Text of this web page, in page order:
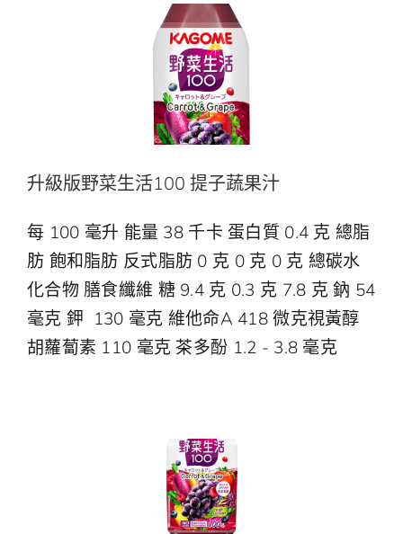
升級版野菜生活100 提子蔬果汁
每 100 毫升 能量 38 千卡 蛋白質 0.4 克 總脂
肪 飽和脂肪 反式脂肪 0 克 0 克 0 克 總碳水
化合物 膳食纖維 糖 9.4 克 0.3 克 7.8 克 鈉 54
毫克 鉀 130 毫克 維他命A 418 微克視黃醇
胡蘿蔔素 110 毫克 茶多酚 1.2 - 3.8 毫克